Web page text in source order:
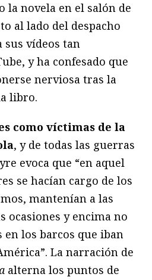
la novela en el salón de
al lado del despacho
sus vídeos tan
y ha confesado que
nerviosa tras la
libro.
como víctimas de la
, y de todas las guerras
evoca que “en aquel
se hacían cargo de los
mantenían a las
ocasiones y encima no
los barcos que iban
La narración de
alterna los puntos de